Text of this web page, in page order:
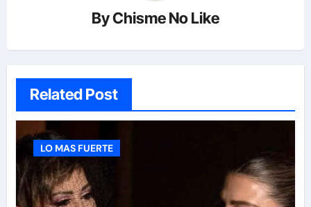
ByChisme No Like
Related Post
LO MAS FUERTE